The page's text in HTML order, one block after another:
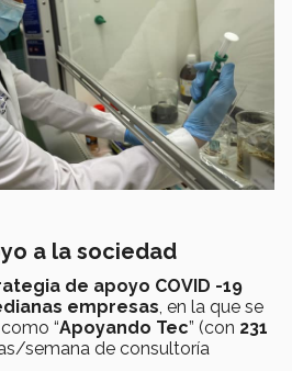
a la sociedad
de apoyo COVID -19
empresas, en la que se
“Apoyando Tec” (con 231
semana de consultoría